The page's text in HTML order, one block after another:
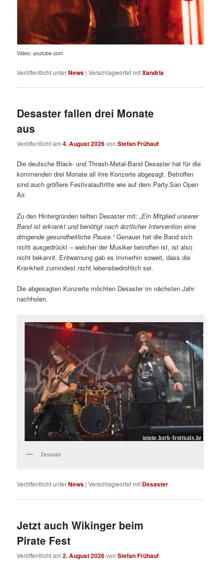
Video: youtube.com
Veröffentlicht unterNews |Verschlagwortet mitXandria
Desaster fallen drei Monate
aus
Veröffentlicht am4. August 2026vonStefan Frühauf
Die deutsche Black- und Thrash-Metal-Band Desaster hat für die
kommenden drei Monate all ihre Konzerte abgesagt. Betroffen
sind auch größere Festivalauftritte wie auf dem Party.San Open
Air.
Zu den Hintergründen teilten Desaster mit:„Ein Mitglied unserer
Band ist erkrankt und benötigt nach ärztlicher Intervention eine
dringende gesundheitliche Pause.“Genauer hat die Band sich
nicht ausgedrückt – welcher der Musiker betroffen ist, ist also
nicht bekannt. Entwarnung gab es immerhin soweit, dass die
Krankheit zumindest nicht lebensbedrohlich sei.
Die abgesagten Konzerte möchten Desaster im nächsten Jahr
nachholen.
Desaster
Veröffentlicht unterNews |Verschlagwortet mit Desaster
Jetzt auch Wikinger beim
Pirate Fest
Veröffentlicht am2. August 2026vonStefan Frühauf